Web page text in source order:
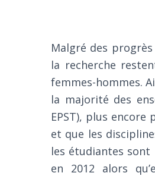
Malgré des
la recherche
femmes-hommes.
la majorité des
EPST), plus
et que les
les étudiantes sont
en 2012 alors